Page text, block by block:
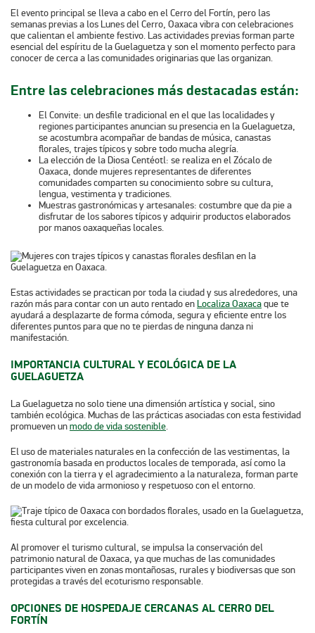
El evento principal se lleva a cabo en el Cerro del Fortín, pero las
semanas previas a los Lunes del Cerro, Oaxaca vibra con celebraciones
que calientan el ambiente festivo. Las actividades previas forman parte
esencial del espíritu de la Guelaguetza y son el momento perfecto para
conocer de cerca a las comunidades originarias que las organizan.
Entre las celebraciones más destacadas están:
El Convite: un desfile tradicional en el que las localidades y
regiones participantes anuncian su presencia en la Guelaguetza,
se acostumbra acompañar de bandas de música, canastas
florales, trajes típicos y sobre todo mucha alegría.
La elección de la Diosa Centéotl: se realiza en el Zócalo de
Oaxaca, donde mujeres representantes de diferentes
comunidades comparten su conocimiento sobre su cultura,
lengua, vestimenta y tradiciones.
Muestras gastronómicas y artesanales: costumbre que da pie a
disfrutar de los sabores típicos y adquirir productos elaborados
por manos oaxaqueñas locales.
Estas actividades se practican por toda la ciudad y sus alrededores, una
razón más para contar con un auto rentado en Localiza Oaxacaque te
ayudará a desplazarte de forma cómoda, segura y eficiente entre los
diferentes puntos para que no te pierdas de ninguna danza ni
manifestación.
IMPORTANCIA CULTURAL Y ECOLÓGICA DE LA
GUELAGUETZA
La Guelaguetza no solo tiene una dimensión artística y social, sino
también ecológica. Muchas de las prácticas asociadas con esta festividad
promueven unmodo de vida sostenible.
El uso de materiales naturales en la confección de las vestimentas, la
gastronomía basada en productos locales de temporada, así como la
conexión con la tierra y el agradecimiento a la naturaleza, forman parte
de un modelo de vida armonioso y respetuoso con el entorno.
Al promover el turismo cultural, se impulsa la conservación del
patrimonio natural de Oaxaca, ya que muchas de las comunidades
participantes viven en zonas montañosas, rurales y biodiversas que son
protegidas a través del ecoturismo responsable.
OPCIONES DE HOSPEDAJE CERCANAS AL CERRO DEL
FORTÍN